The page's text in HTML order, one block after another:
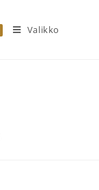
Valikko